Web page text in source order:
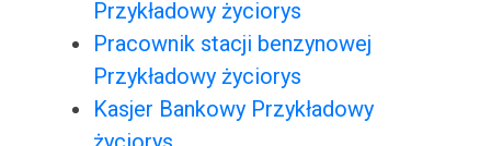
Przykładowy życiorys
Pracownik stacji benzynowej
Przykładowy życiorys
Kasjer Bankowy Przykładowy